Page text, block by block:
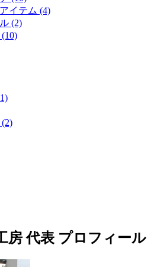
イテム (4)
(2)
房 代表 プロフィール